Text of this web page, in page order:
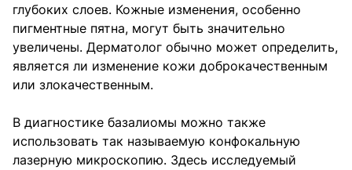
глубоких слоев. Кожные изменения, особенно
пигментные пятна, могут быть значительно
увеличены. Дерматолог обычно может определить,
является ли изменение кожи доброкачественным
или злокачественным.
В диагностике базалиомы можно также
использовать так называемую конфокальную
лазерную микроскопию. Здесь исследуемый